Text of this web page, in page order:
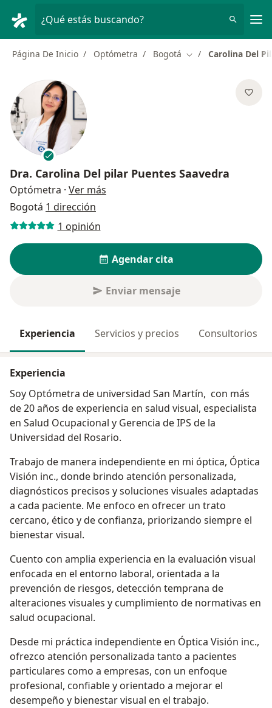
¿Qué estás buscando?
Página De Inicio Optómetra Bogotá Cambiar de ciudad
Carolina Del
Dra. Carolina Del pilar Puentes Saavedra
Optómetra · Ver más
Bogotá 1 dirección
1 opinión
Agendar cita
Enviar mensaje
Experiencia Servicios y precios Consultorios
Experiencia
Soy Optómetra de universidad San Martín, con más
de 20 años de experiencia en salud visual, especialista
en Salud Ocupacional y Gerencia de IPS de la
Universidad del Rosario.
Trabajo de manera independiente en mi óptica, Óptica
Visión inc., donde brindo atención personalizada,
diagnósticos precisos y soluciones visuales adaptadas
a cada paciente. Me enfoco en ofrecer un trato
cercano, ético y de confianza, priorizando siempre el
bienestar visual.
Cuento con amplia experiencia en la evaluación visual
enfocada en el entorno laboral, orientada a la
prevención de riesgos, detección temprana de
alteraciones visuales y cumplimiento de normativas en
salud ocupacional.
Desde mi práctica independiente en Óptica Visión inc.,
ofrezco atención personalizada tanto a pacientes
particulares como a empresas, con un enfoque
profesional, confiable y orientado a mejorar el
desempeño y bienestar visual en el trabajo.